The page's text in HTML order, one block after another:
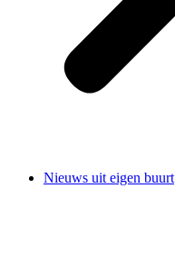
Nieuws uit eigen buurt